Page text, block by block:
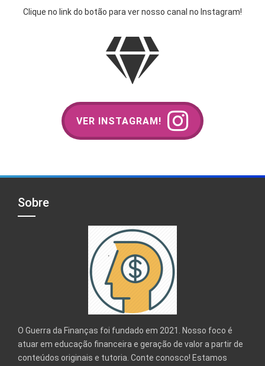
Clique no link do botão para ver nosso canal no Instagram!
VER INSTAGRAM!
Sobre
O Guerra da Finanças foi fundado em 2021. Nosso foco é
atuar em educação financeira e geração de valor a partir de
conteúdos originais e tutoria. Conte conosco! Estamos